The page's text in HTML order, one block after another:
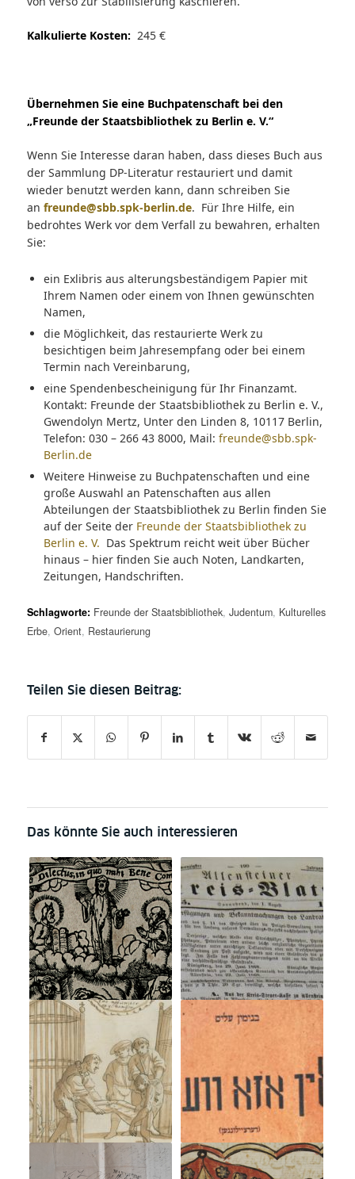
Kalkulierte Kosten: 245 €
Übernehmen Sie eine Buchpatenschaft bei den
„Freunde der Staatsbibliothek zu Berlin e. V.“
Wenn Sie Interesse daran haben, dass dieses Buch aus
der Sammlung DP-Literatur restauriert und damit
wieder benutzt werden kann, dann schreiben Sie
an freunde@sbb.spk-berlin.de. Für Ihre Hilfe, ein
bedrohtes Werk vor dem Verfall zu bewahren, erhalten
Sie:
ein Exlibris aus alterungsbeständigem Papier mit
Ihrem Namen oder einem von Ihnen gewünschten
Namen,
die Möglichkeit, das restaurierte Werk zu
besichtigen beim Jahresempfang oder bei einem
Termin nach Vereinbarung,
eine Spendenbescheinigung für Ihr Finanzamt.
Kontakt: Freunde der Staatsbibliothek zu Berlin e. V.,
Gwendolyn Mertz, Unter den Linden 8, 10117 Berlin,
Telefon: 030 – 266 43 8000, Mail: freunde@sbb.spk-
Berlin.de
Weitere Hinweise zu Buchpatenschaften und eine
große Auswahl an Patenschaften aus allen
Abteilungen der Staatsbibliothek zu Berlin finden Sie
auf der Seite der Freunde der Staatsbibliothek zu
Berlin e. V. Das Spektrum reicht weit über Bücher
hinaus – hier finden Sie auch Noten, Landkarten,
Zeitungen, Handschriften.
Schlagworte: Freunde der Staatsbibliothek, Judentum, Kulturelles
Erbe, Orient, Restaurierung
Das könnte Sie auch interessieren